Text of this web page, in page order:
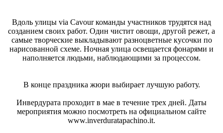
Вдоль улицы via Cavour команды участников трудятся над
созданием своих работ. Один чистит овощи, другой режет, а
самые творческие выкладывают разноцветные кусочки по
нарисованной схеме. Ночная улица освещается фонарями и
наполняется людьми, наблюдающими за процессом.
В конце праздника жюри выбирает лучшую работу.
Инвердурата проходит в мае в течение трех дней. Даты
мероприятия можно посмотреть на официальном сайте
www.inverduratapachino.it.